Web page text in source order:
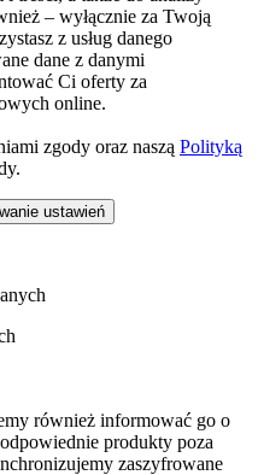
– wyłącznie za Twoją
z usług danego
dane z danymi
Ci oferty za
online.
zgody oraz naszą Polityką
ustawień
również informować go o
produkty poza
zaszyfrowane